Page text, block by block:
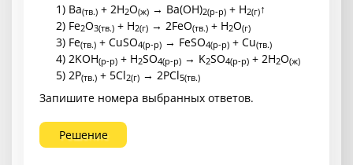
1) Ba(тв.) + 2H2O(ж) → Ba(OH)2(р-р) + H2(г)↑
2) Fe2O3(тв.) + H2(г) → 2FeO(тв.) + H2O(г)
3) Fe(тв.) + CuSO4(р-р) → FeSO4(р-р) + Cu(тв.)
4) 2KOH(р-р) + H2SO4(р-р) → K2SO4(р-р) + 2H2O(ж)
5) 2P(тв.) + 5Cl2(г) → 2PCl5(тв.)
Запишите номера выбранных ответов.
Решение